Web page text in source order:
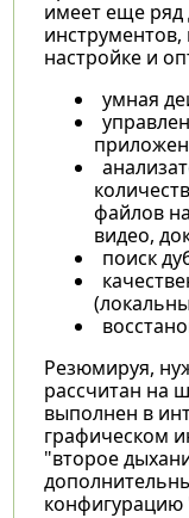
имеет еще
инструментов,
настройке и
умная
файлов
видео,
поиск
Резюмируя,
рассчитан на
выполнен в
графическом
"второе
конфигурацию